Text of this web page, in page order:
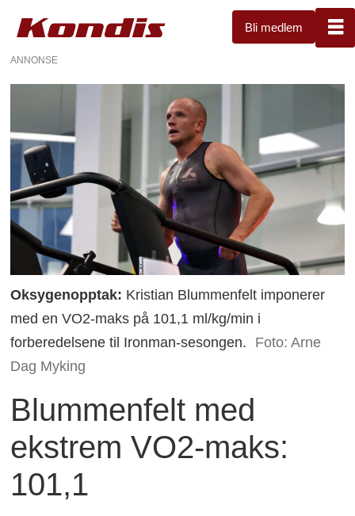
Bli medlem
ANNONSE
Oksygenopptak: Kristian Blummenfelt imponerer
med en VO2-maks på 101,1 ml/kg/min i
forberedelsene til Ironman-sesongen.
Foto: Arne
Dag Myking
Blummenfelt med
ekstrem VO2-maks:
101,1